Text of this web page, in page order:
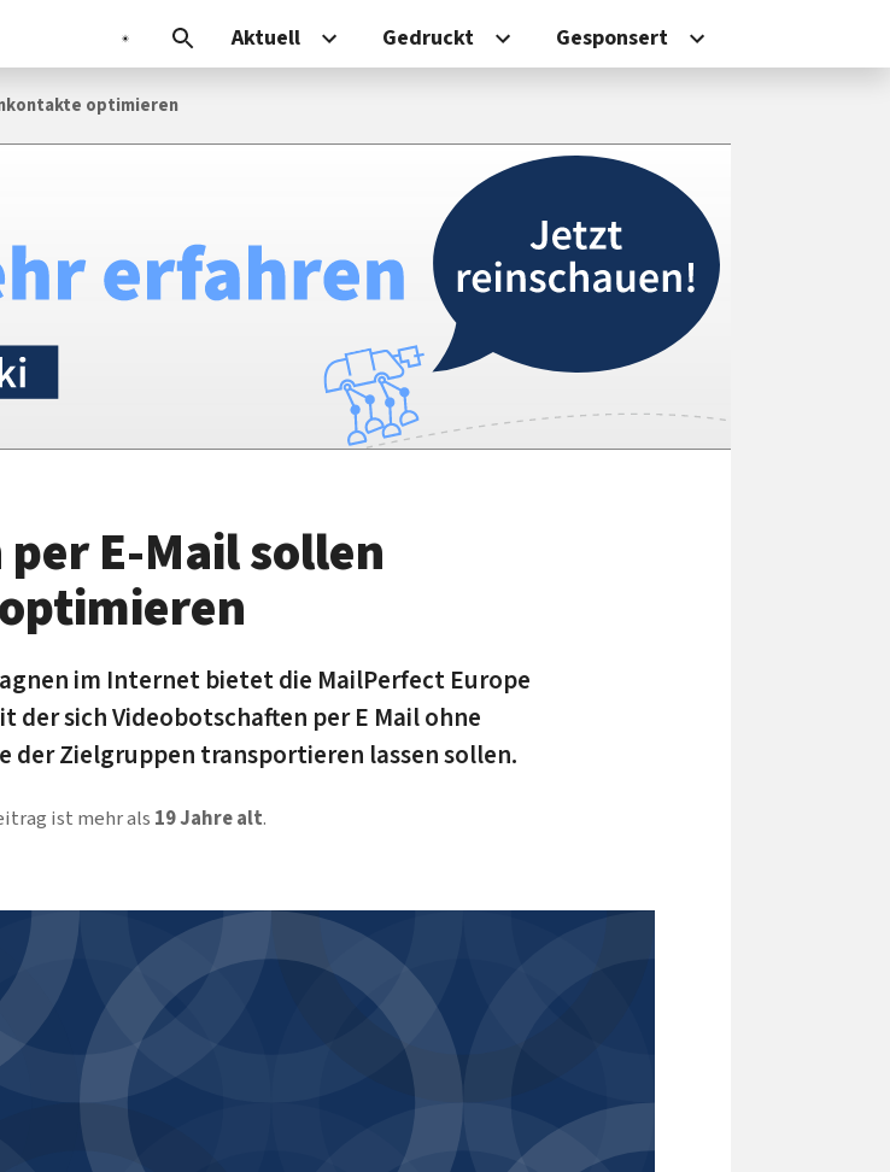
Aktuell Gedruckt Gesponsert
optimieren
E-Mail sollen
im Internet bietet die MailPerfect Europe
der sich Videobotschaften per E Mail ohne
der Zielgruppen transportieren lassen sollen.
ist mehr als 19 Jahre alt.